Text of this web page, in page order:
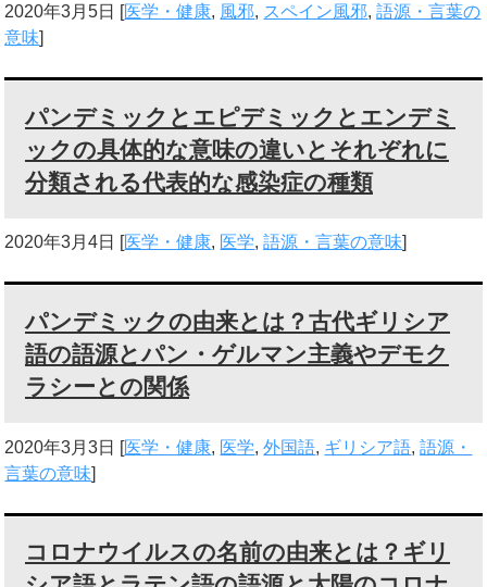
2020年3月5日 [医学・健康, 風邪, スペイン風邪,語源・言葉の
意味]
パンデミックとエピデミックとエンデミ
ックの具体的な意味の違いとそれぞれに
分類される代表的な感染症の種類
2020年3月4日 [医学・健康, 医学,語源・言葉の意味]
パンデミックの由来とは？古代ギリシア
語の語源とパン・ゲルマン主義やデモク
ラシーとの関係
2020年3月3日 [医学・健康, 医学,外国語, ギリシア語,語源・
言葉の意味]
コロナウイルスの名前の由来とは？ギリ